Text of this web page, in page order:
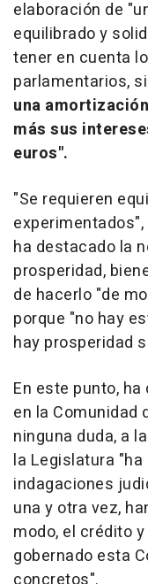
elaboración de
equilibrado y
tener en cuenta
parlamentarios,
una
más sus
euros".
"Se requieren
ha destacado la
prosperidad,
de hacerlo "de
porque "no hay
hay prosperidad
En este punto,
en la Comunidad
ninguna duda, a
la Legislatura
indagaciones
una y otra vez,
modo, el crédito
gobernado esta